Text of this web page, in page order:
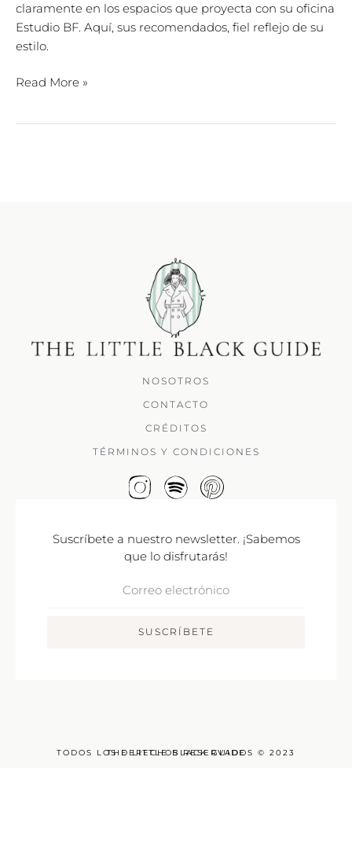
claramente en los espacios que proyecta con su oficina
Estudio BF. Aquí, sus recomendados, fiel reflejo de su
estilo.
Read More »
NOSOTROS
CONTACTO
CRÉDITOS
TÉRMINOS Y CONDICIONES
Suscríbete a nuestro newsletter. ¡Sabemos
que lo disfrutarás!
SUSCRÍBETE
TODOS LOS DERECHOS RESERVADOS © 2023
THE LITTLE BLACK GUIDE